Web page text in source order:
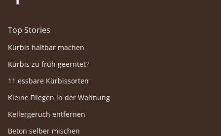
Top Stories
Kürbis haltbar machen
Kürbis zu früh geerntet?
11 essbare Kürbissorten
Kleine Fliegen in der Wohnung
Kellergeruch entfernen
Beton selber mischen